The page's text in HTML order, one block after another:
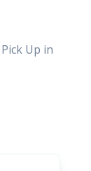
Up in